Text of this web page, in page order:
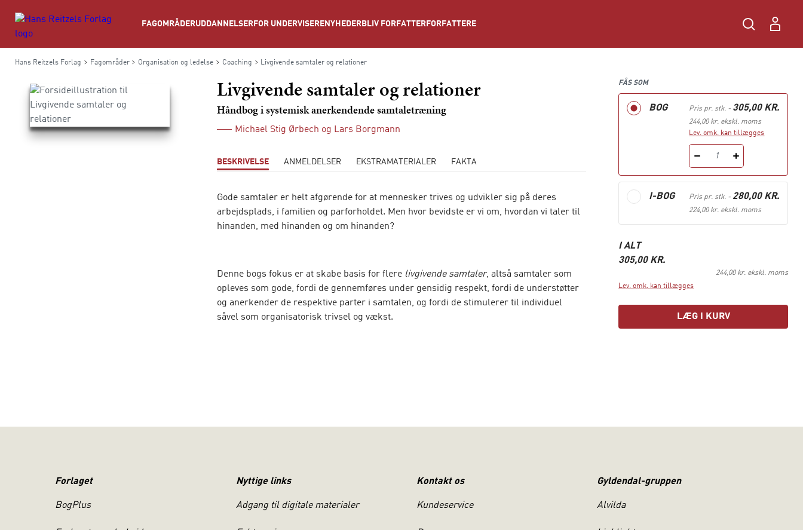
FAGOMRÅDERUDDANNELSER FOR UNDERVISERE NYHEDER BLIV FORFATTER FORFATTERE
Hans Reitzels Forlag Fagområder Organisation og ledelse Coaching Livgivende samtaler og relationer
Livgivende samtaler og relationer
Håndbog i systemisk anerkendende samtaletræning
Michael Stig Ørbech og Lars Borgmann
BESKRIVELSE ANMELDELSER EKSTRAMATERIALER FAKTA
Gode samtaler er helt afgørende for at mennesker trives og udvikler sig på deres
arbejdsplads, i familien og parforholdet. Men hvor bevidste er vi om, hvordan vi taler til
hinanden, med hinanden og om hinanden?
Denne bogs fokus er at skabe basis for flere livgivende samtaler, altså samtaler som
opleves som gode, fordi de gennemføres under gensidig respekt, fordi de understøtter
og anerkender de respektive parter i samtalen, og fordi de stimulerer til individuel
såvel som organisatorisk trivsel og vækst.
perspektiver og teorier inddrages også.
MICHAEL ØRBECH (født 1966) er c
FÅS SOM
BOG Pris pr. stk. - 305,00 KR.
244,00 kr. ekskl. moms
Lev. omk. kan tillægges
1
I-BOG Pris pr. stk. - 280,00 KR.
224,00 kr. ekskl. moms
I ALT
305,00 KR.
244,00 kr. ekskl. moms
Lev. omk. kan tillægges
LÆG I KURV
Forlaget
BogPlus
Nyttige links
Adgang til digitale materialer
Kontakt os
Kundeservice
Gyldendal-gruppen
Alvilda